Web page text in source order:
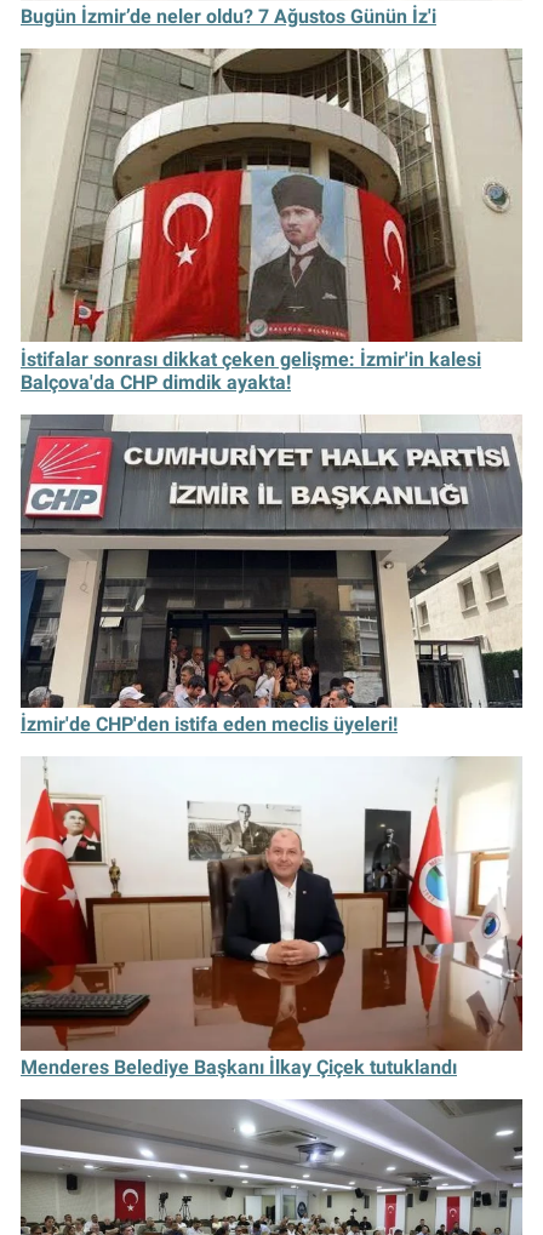
Bugün İzmir’de neler oldu? 7 Ağustos Günün İz'i
İstifalar sonrası dikkat çeken gelişme: İzmir'in kalesi
Balçova'da CHP dimdik ayakta!
İzmir'de CHP'den istifa eden meclis üyeleri!
Menderes Belediye Başkanı İlkay Çiçek tutuklandı